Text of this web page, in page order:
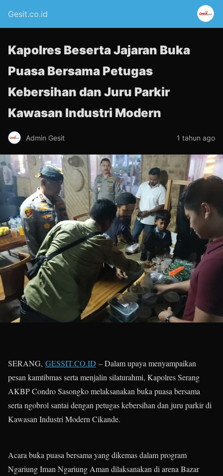
Gesit.co.id
Kapolres Beserta Jajaran Buka
Puasa Bersama Petugas
Kebersihan dan Juru Parkir
Kawasan Industri Modern
Admin Gesit 1 tahun ago
SERANG, GESSIT.CO.ID – Dalam upaya menyampaikan
pesan kamtibmas serta menjalin silaturahmi, Kapolres Serang
AKBP Condro Sasongko melaksanakan buka puasa bersama
serta ngobrol santai dengan petugas kebersihan dan juru parkir di
Kawasan Industri Modern Cikande.
Acara buka puasa bersama yang dikemas dalam program
Ngariung Iman Ngariung Aman dilaksanakan di arena Bazar